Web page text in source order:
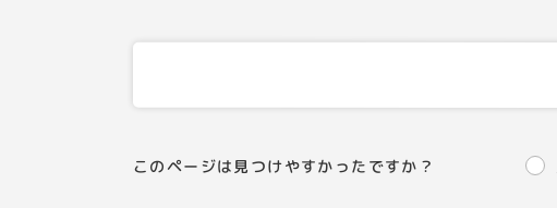
このページは見つけやすかったですか？